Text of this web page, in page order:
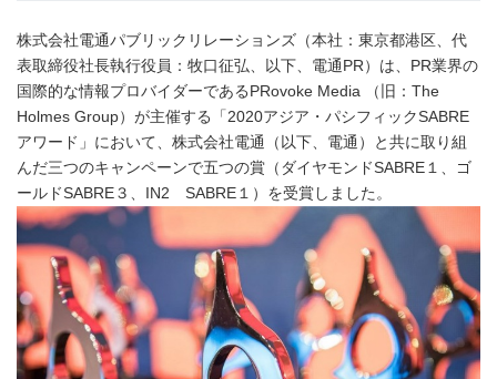
株式会社電通パブリックリレーションズ（本社：東京都港区、代
表取締役社長執行役員：牧口征弘、以下、電通PR）は、PR業界の
国際的な情報プロバイダーであるPRovoke Media （旧：The
Holmes Group）が主催する「2020アジア・パシフィックSABRE
アワード」において、株式会社電通（以下、電通）と共に取り組
んだ三つのキャンペーンで五つの賞（ダイヤモンドSABRE１、ゴ
ールドSABRE３、IN2 SABRE１）を受賞しました。